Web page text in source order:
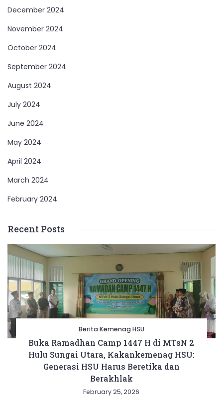
December 2024
November 2024
October 2024
September 2024
August 2024
July 2024
June 2024
May 2024
April 2024
March 2024
February 2024
Recent Posts
Berita Kemenag HSU
Buka Ramadhan Camp 1447 H di MTsN 2
Hulu Sungai Utara, Kakankemenag HSU:
Generasi HSU Harus Beretika dan
Berakhlak
February 25, 2026